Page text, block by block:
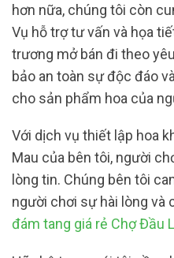
hơn nữa, chúng tôi còn
Vụ hỗ trợ tư vấn và họa
trương mở bán đi theo
bảo an toàn sự độc đáo
cho sản phẩm hoa của
Với dịch vụ thiết lập hoa
Mau của bên tôi, người
lòng tin. Chúng bên tôi
người chơi sự hài lòng và
đám tang giá rẻ Chợ Đầu